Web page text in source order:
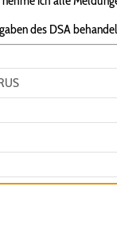
des DSA